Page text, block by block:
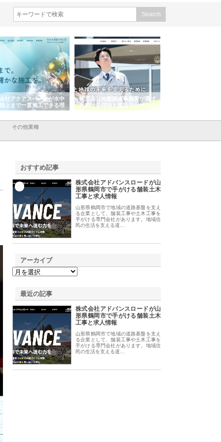
社アクアスペースが水中
上まで一貫施工できる理
株式会社地盤調査事務所が選ば
れ続ける理由と建設コンサルの
強み
その他業種
おすすめ記事
株式会社アドバンスロードが山
形県鶴岡市で手がける舗装土木
工事と求人情報
山形県鶴岡市で地域の道路基盤を支え
る企業として、舗装工事や土木工事を
手がける専門会社があります。地域住
民の生活を支える道…
アーカイブ
最近の記事
株式会社アドバンスロードが山
形県鶴岡市で手がける舗装土木
工事と求人情報
山形県鶴岡市で地域の道路基盤を支え
る企業として、舗装工事や土木工事を
手がける専門会社があります。地域住
民の生活を支える道…